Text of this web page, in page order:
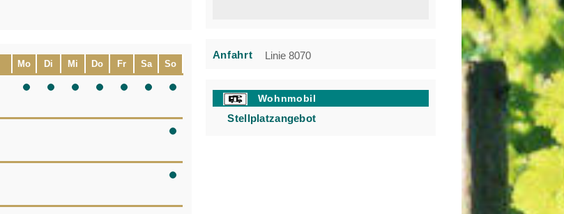
Mo Di Mi Do Fr Sa So
Anfahrt Linie 8070
Wohnmobil
Stellplatzangebot